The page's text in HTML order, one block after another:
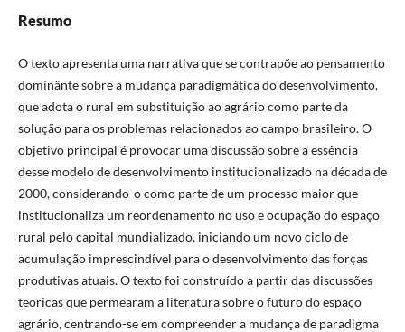
Resumo
O texto apresenta uma narrativa que se contrapõe ao pensamento
dominânte sobre a mudança paradigmática do desenvolvimento,
que adota o rural em substituição ao agrário como parte da
solução para os problemas relacionados ao campo brasileiro. O
objetivo principal é provocar uma discussão sobre a essência
desse modelo de desenvolvimento institucionalizado na década de
2000, considerando-o como parte de um processo maior que
institucionaliza um reordenamento no uso e ocupação do espaço
rural pelo capital mundializado, iniciando um novo ciclo de
acumulação imprescindível para o desenvolvimento das forças
produtivas atuais. O texto foi construído a partir das discussões
teoricas que permearam a literatura sobre o futuro do espaço
agrário, centrando-se em compreender a mudança de paradigma